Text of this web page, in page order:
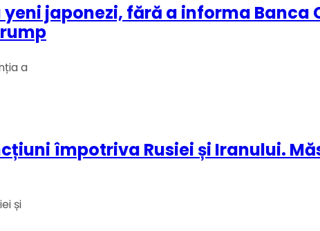
japonezi, fără a informa Banca
a
împotriva Rusiei și Iranului.
și